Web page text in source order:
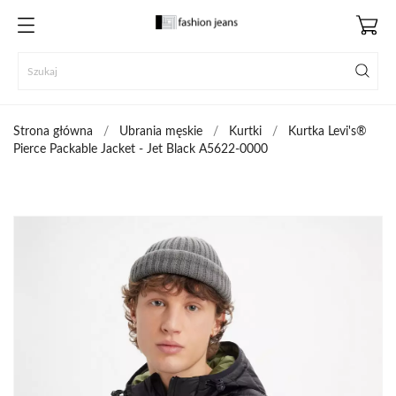
Strona główna Ubrania męskie Kurtki
Kurtka Levi's®
Pierce Packable Jacket - Jet Black A5622-0000